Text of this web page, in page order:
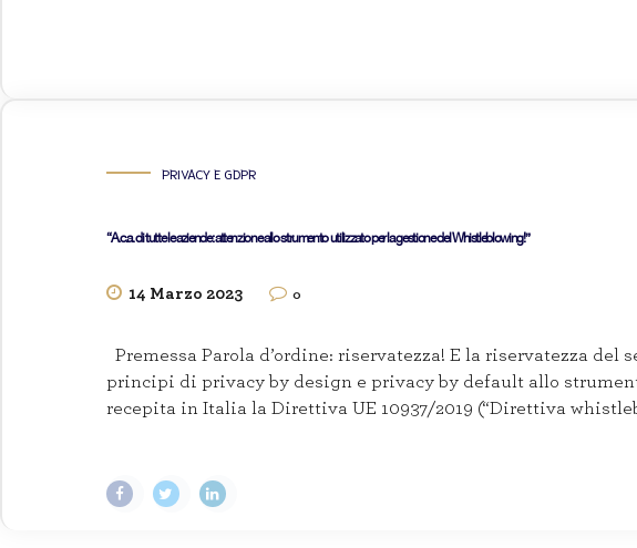
PRIVACY E GDPR
“A.c.a. di tutte le aziende: attenzione allo strumento utilizzato per la gestione del Whistleblowing!”
14 Marzo 2023 0
Premessa Parola d’ordine: riservatezza! E la riservatezza
principi di privacy by design e privacy by default allo
recepita in Italia la Direttiva UE 10937/2019 (“Direttiva